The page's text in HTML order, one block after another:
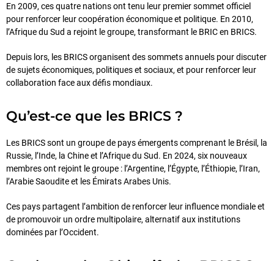
En 2009, ces quatre nations ont tenu leur premier sommet officiel
pour renforcer leur coopération économique et politique. En 2010,
l’Afrique du Sud a rejoint le groupe, transformant le BRIC en BRICS.
Depuis lors, les BRICS organisent des sommets annuels pour discuter
de sujets économiques, politiques et sociaux, et pour renforcer leur
collaboration face aux défis mondiaux.
Qu’est-ce que les BRICS ?
Les BRICS sont un groupe de pays émergents comprenant le Brésil, la
Russie, l’Inde, la Chine et l’Afrique du Sud. En 2024, six nouveaux
membres ont rejoint le groupe : l’Argentine, l’Égypte, l’Éthiopie, l’Iran,
l’Arabie Saoudite et les Émirats Arabes Unis.
Ces pays partagent l’ambition de renforcer leur influence mondiale et
de promouvoir un ordre multipolaire, alternatif aux institutions
dominées par l’Occident.